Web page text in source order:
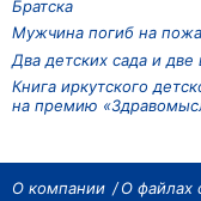
Братска
Мужчина погиб на
Два детских сада и
Книга иркутского
на премию
О компании О файлах